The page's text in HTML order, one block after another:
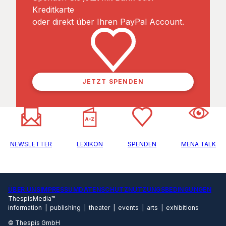
Kreditkarte
oder direkt über Ihren PayPal Account.
JETZT SPENDEN
NEWSLETTER LEXIKON SPENDEN MENA TALK
ÜBER UNSIMPRESSUMDATENSCHUTZNUTZUNGSBEDINGUNGEN
ThespisMedia™
information | publishing | theater | events | arts | exhibitions
© Thespis GmbH